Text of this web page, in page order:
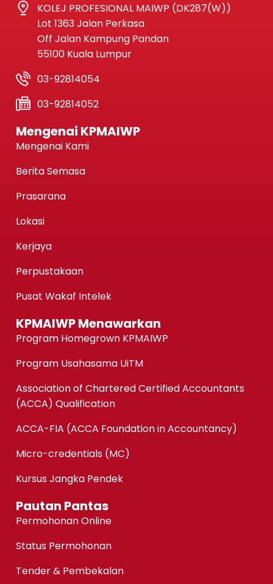
KOLEJ PROFESIONAL MAIWP (DK287(W))
Lot 1363 Jalan Perkasa
Off Jalan Kampung Pandan
55100 Kuala Lumpur
03-92814054
03-92814052
Mengenai KPMAIWP
Mengenai Kami
Berita Semasa
Prasarana
Lokasi
Kerjaya
Perpustakaan
Pusat Wakaf Intelek
KPMAIWP Menawarkan
Program Homegrown KPMAIWP
Program Usahasama UiTM
Association of Chartered Certified Accountants
(ACCA) Qualification
ACCA-FIA (ACCA Foundation in Accountancy)
Micro-credentials (MC)
Kursus Jangka Pendek
Pautan Pantas
Permohonan Online
Status Permohonan
Tender & Pembekalan